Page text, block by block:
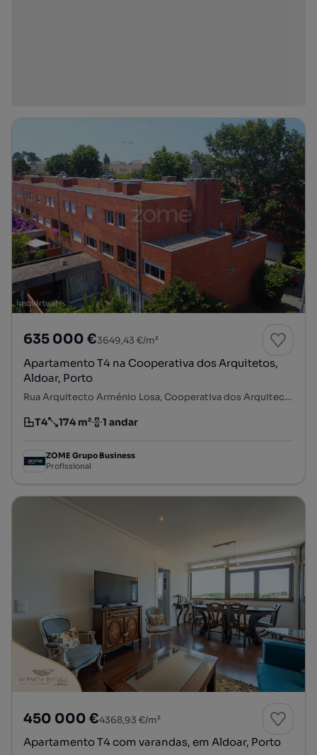
635 000 €3649,43 €/m²
Apartamento T4 na Cooperativa dos Arquitetos,
Aldoar, Porto
Rua Arquitecto Arménio Losa, Cooperativa dos Arquitectos - Fonte da Moura - Pedra Verde, Aldoar, Foz do Douro e Nevogilde, Porto, Porto
Tipologia
T4
Preço por metro quadrado
174 m²
Andar 1 andar
ZOME Grupo Business
Profissional
450 000 €4368,93 €/m²
Apartamento T4 com varandas, em Aldoar, Porto